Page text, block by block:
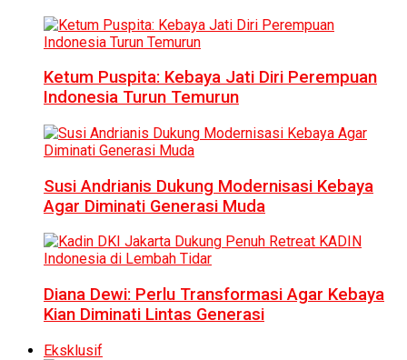
Ketum Puspita: Kebaya Jati Diri Perempuan
Indonesia Turun Temurun
Susi Andrianis Dukung Modernisasi Kebaya
Agar Diminati Generasi Muda
Diana Dewi: Perlu Transformasi Agar Kebaya
Kian Diminati Lintas Generasi
Eksklusif